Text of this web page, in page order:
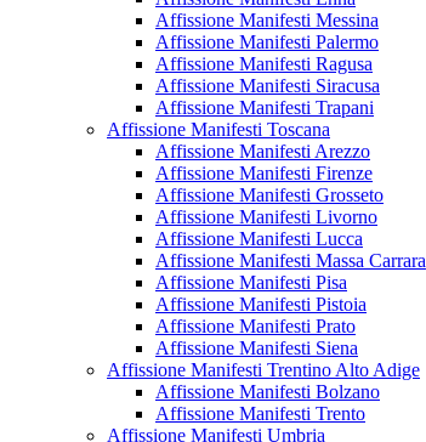
Affissione Manifesti Messina
Affissione Manifesti Palermo
Affissione Manifesti Ragusa
Affissione Manifesti Siracusa
Affissione Manifesti Trapani
Affissione Manifesti Toscana
Affissione Manifesti Arezzo
Affissione Manifesti Firenze
Affissione Manifesti Grosseto
Affissione Manifesti Livorno
Affissione Manifesti Lucca
Affissione Manifesti Massa Carrara
Affissione Manifesti Pisa
Affissione Manifesti Pistoia
Affissione Manifesti Prato
Affissione Manifesti Siena
Affissione Manifesti Trentino Alto Adige
Affissione Manifesti Bolzano
Affissione Manifesti Trento
Affissione Manifesti Umbria